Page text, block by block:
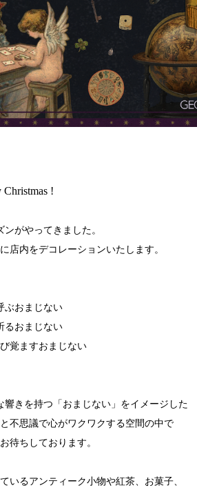
Christmas !
がやってきました。
店内をデコレーションいたします。
ぶおまじない
るおまじない
覚ますおまじない
きを持つ「おまじない」をイメージした
不思議で心がワクワクする空間の中で
待ちしております。
いるアンティーク小物や紅茶、お菓子、